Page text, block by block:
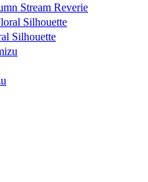
Stream Reverie
Silhouette